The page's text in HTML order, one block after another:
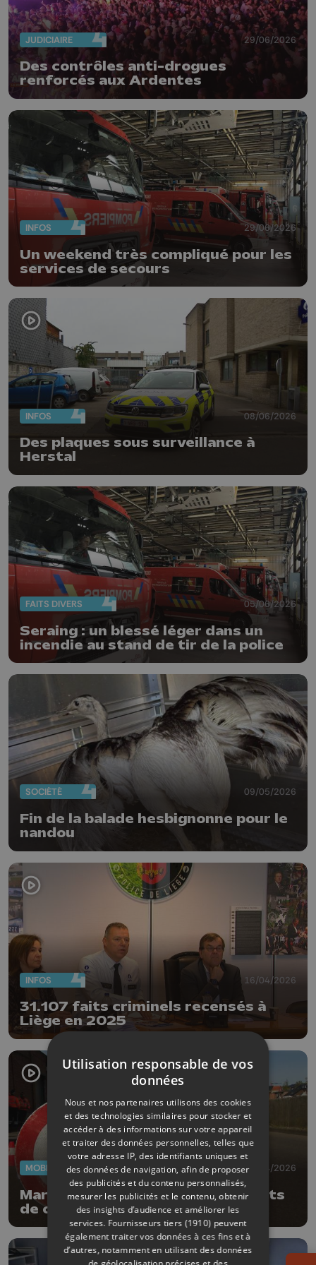
JUDICIAIRE 29/06/2026
Des contrôles anti-drogues
renforcés aux Ardentes
INFOS 29/06/2026
Un weekend très compliqué pour les
services de secours
INFOS 08/06/2026
Des plaques sous surveillance à
Herstal
FAITS DIVERS 05/06/2026
Seraing : un blessé léger dans un
incendie au stand de tir de la police
SOCIÉTÉ 09/05/2026
Fin de la balade hesbignonne pour le
nandou
INFOS 16/04/2026
31.107 faits criminels recensés à
Liège en 2025
MOBILITÉ 16/04/2026
Marathon de la vitesse : 658 points
de contrôle en Belgique
Utilisation responsable de vos
données
Nous et nos partenaires utilisons des cookies
et des technologies similaires pour stocker et
accéder à des informations sur votre appareil
et traiter des données personnelles, telles que
votre adresse IP, des identifiants uniques et
des données de navigation, afin de proposer
des publicités et du contenu personnalisés,
mesurer les publicités et le contenu, obtenir
des insights d’audience et améliorer les
services. Fournisseurs tiers (1910) peuvent
également traiter vos données à ces fins et à
d’autres, notamment en utilisant des données